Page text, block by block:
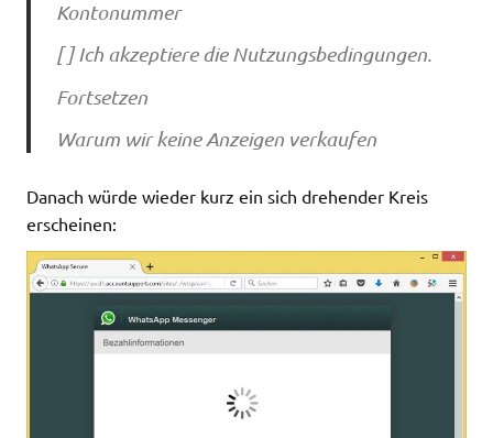
Kontonummer
[ ] Ich akzeptiere die Nutzungsbedingungen.
Fortsetzen
Warum wir keine Anzeigen verkaufen
Danach würde wieder kurz ein sich drehender Kreis
erscheinen: